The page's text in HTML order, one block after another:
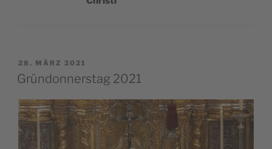
VERÖFFENTLICHT
AM
28. MÄRZ 2021
Gründonnerstag 2021